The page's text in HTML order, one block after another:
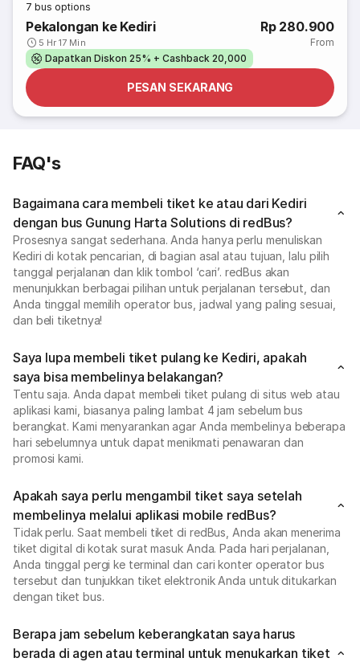
7 bus options
Pekalongan ke Kediri
5 Hr 17 Min
Rp 280.900
From
Dapatkan Diskon 25% + Cashback 20,000
PESAN SEKARANG
FAQ's
Bagaimana cara membeli tiket ke atau dari Kediri
dengan bus Gunung Harta Solutions di redBus?
Prosesnya sangat sederhana. Anda hanya perlu menuliskan
Kediri di kotak pencarian, di bagian asal atau tujuan, lalu pilih
tanggal perjalanan dan klik tombol ‘cari’. redBus akan
menunjukkan berbagai pilihan untuk perjalanan tersebut, dan
Anda tinggal memilih operator bus, jadwal yang paling sesuai,
dan beli tiketnya!
Saya lupa membeli tiket pulang ke Kediri, apakah
saya bisa membelinya belakangan?
Tentu saja. Anda dapat membeli tiket pulang di situs web atau
aplikasi kami, biasanya paling lambat 4 jam sebelum bus
berangkat. Kami menyarankan agar Anda membelinya beberapa
hari sebelumnya untuk dapat menikmati penawaran dan
promosi kami.
Apakah saya perlu mengambil tiket saya setelah
membelinya melalui aplikasi mobile redBus?
Tidak perlu. Saat membeli tiket di redBus, Anda akan menerima
tiket digital di kotak surat masuk Anda. Pada hari perjalanan,
Anda tinggal pergi ke terminal dan cari konter operator bus
tersebut dan tunjukkan tiket elektronik Anda untuk ditukarkan
dengan tiket bus.
Berapa jam sebelum keberangkatan saya harus
berada di agen atau terminal untuk menukarkan tiket